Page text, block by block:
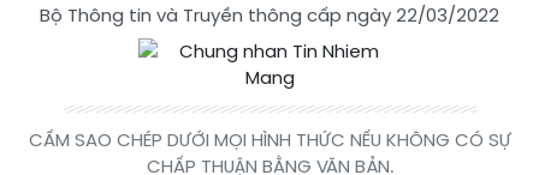
Bộ Thông tin và Truyền thông cấp ngày 22/03/2022
CẤM SAO CHÉP DƯỚI MỌI HÌNH THỨC NẾU KHÔNG CÓ SỰ
CHẤP THUẬN BẰNG VĂN BẢN.